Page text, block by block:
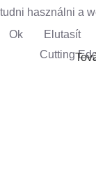
Cutting
tudni használni a
Ok
Elutasít